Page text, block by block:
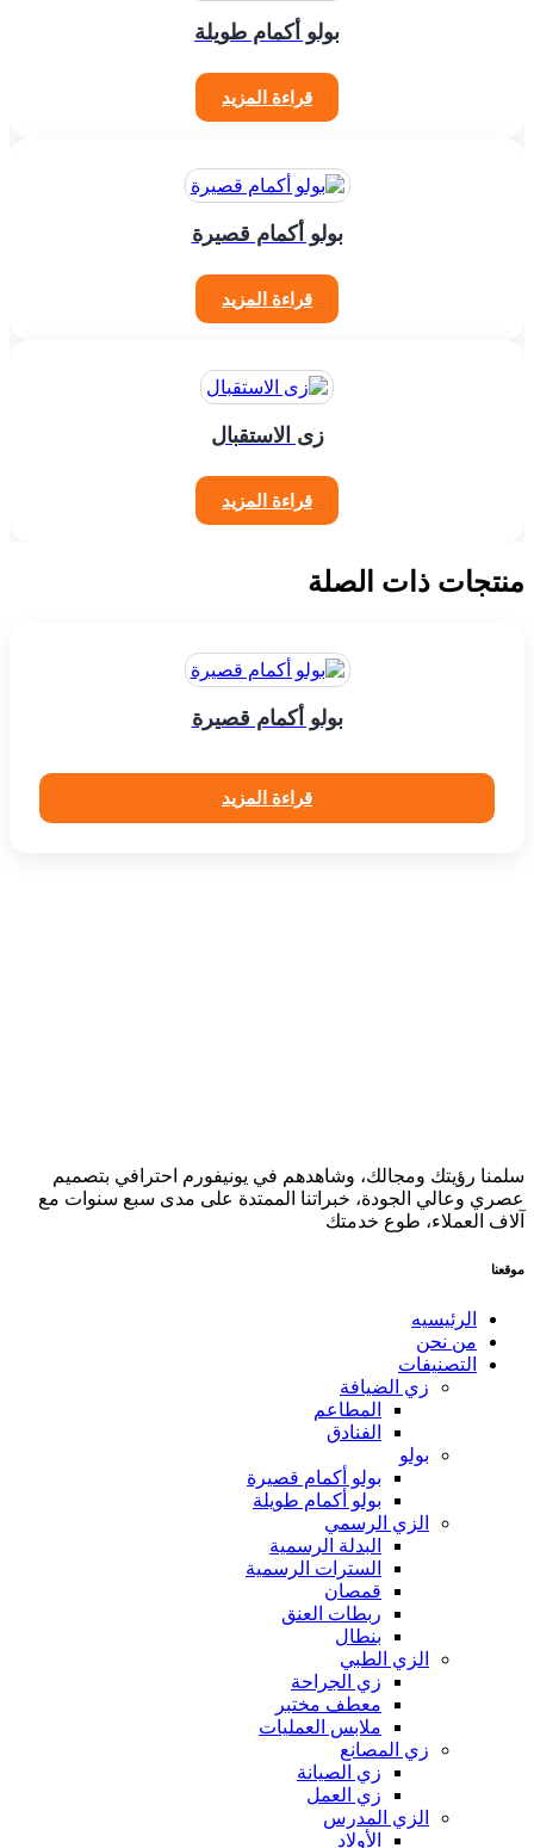
بولو أكمام طويلة
قراءة المزيد
بولو أكمام قصيرة
قراءة المزيد
زى الاستقبال
قراءة المزيد
منتجات ذات الصلة
بولو أكمام قصيرة
قراءة المزيد
سلمنا رؤيتك ومجالك، وشاهدهم في يونيفورم احترافي بتصميم
عصري وعالي الجودة، خبراتنا الممتدة على مدى سبع سنوات مع
آلاف العملاء، طوع خدمتك
موقعنا
الرئيسيه
من نحن
التصنيفات
زي الضيافة
المطاعم
الفنادق
بولو
بولو أكمام قصيرة
بولو أكمام طويلة
الزي الرسمي
البدلة الرسمية
السترات الرسمية
قمصان
ربطات العنق
بنطال
الزي الطبي
زي الجراحة
معطف مختبر
ملابس العمليات
زي المصانع
زي الصيانة
زي العمل
الزي المدرس
الأولاد